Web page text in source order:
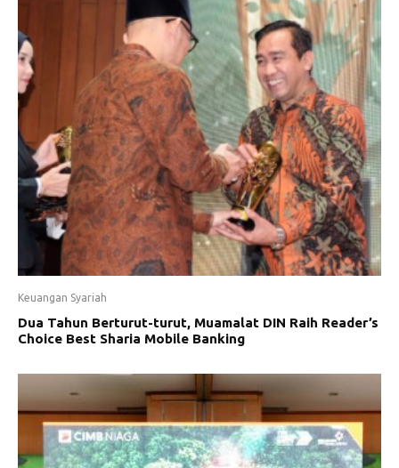
Keuangan Syariah
Dua Tahun Berturut-turut, Muamalat DIN Raih Reader’s
Choice Best Sharia Mobile Banking